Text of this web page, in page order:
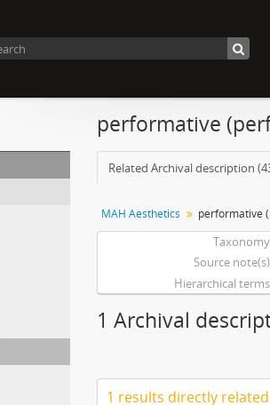
performative
Related Archival description
MAH Aesthetics performative
Taxonomy
Source note(s)
Hierarchical terms
1 Archival
1 results directly related